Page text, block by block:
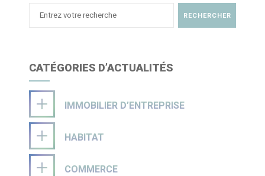
CATÉGORIES D’ACTUALITÉS
IMMOBILIER D’ENTREPRISE
HABITAT
COMMERCE